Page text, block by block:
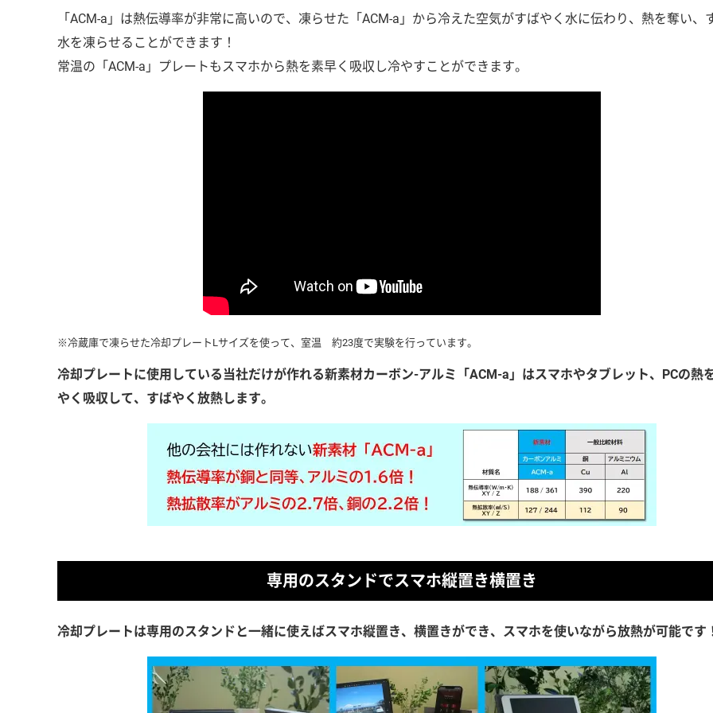
「ACM-a」は熱伝導率が非常に高いので、凍らせた「ACM-a」から冷えた空気がすばやく水に伝わり、熱を奪い、
水を凍らせることができます！
常温の「ACM-a」プレートもスマホから熱を素早く吸収し冷やすことができます。
※冷蔵庫で凍らせた冷却プレートLサイズを使って、室温 約23度で実験を行っています。
冷却プレートに使用している当社だけが作れる新素材カーボン-アルミ「ACM-a」はスマホやタブレット、PCの熱
やく吸収して、すばやく放熱します。
専用のスタンドでスマホ縦置き横置き
冷却プレートは専用のスタンドと一緒に使えばスマホ縦置き、横置きができ、スマホを使いながら放熱が可能です